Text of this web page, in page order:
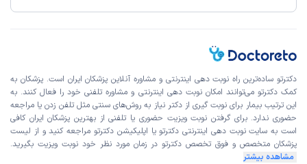
دکترتو ساده‌ترین راه نوبت‌ دهی اینترنتی و مشاوره آنلاین پزشکان ایران است. پزشکان به
کمک دکترتو می‌توانند امکان نوبت دهی اینترنتی و مشاوره تلفنی خود را فعال کنند. به
این ترتیب بیمار برای نوبت گیری از دکتر نیاز به روش‌های سنتی مثل تلفن زدن یا مراجعه
حضوری ندارد. برای گرفتن نوبت ویزیت حضوری یا تلفنی از بهترین پزشکان ایران کافی
است به سایت نوبت دهی اینترنتی دکترتو یا اپلیکیشن دکترتو مراجعه کنید و از لیست
پزشکان متخصص و فوق تخصص دکترتو در زمان مورد نظر خود نوبت ویزیت بگیرید.
مشاهده بیشتر